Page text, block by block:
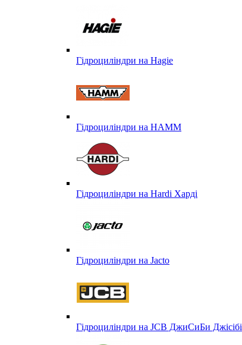
Гідроциліндри на Hagie
Гідроциліндри на HAMM
Гідроциліндри на Hardi Харді
Гідроциліндри на Jacto
Гідроциліндри на JCB ДжиСиБи Джісібі